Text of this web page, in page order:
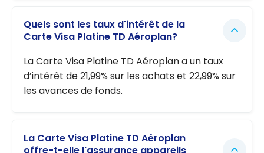
Quels sont les taux d'intérêt de la
Carte Visa Platine TD Aéroplan?
La Carte Visa Platine TD Aéroplan a un taux
d’intérêt de 21,99% sur les achats et 22,99% sur
les avances de fonds.
La Carte Visa Platine TD Aéroplan
offre-t-elle l'assurance appareils